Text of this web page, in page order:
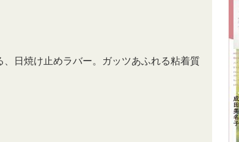
日焼け止めラバー。ガッツあふれる粘着質